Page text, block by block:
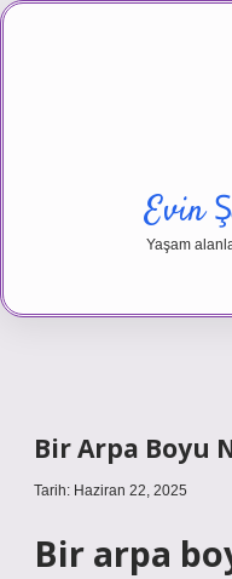
Evin
Yaşam
Bir Arpa Boyu
Tarih: Haziran 22, 2025
Bir arpa